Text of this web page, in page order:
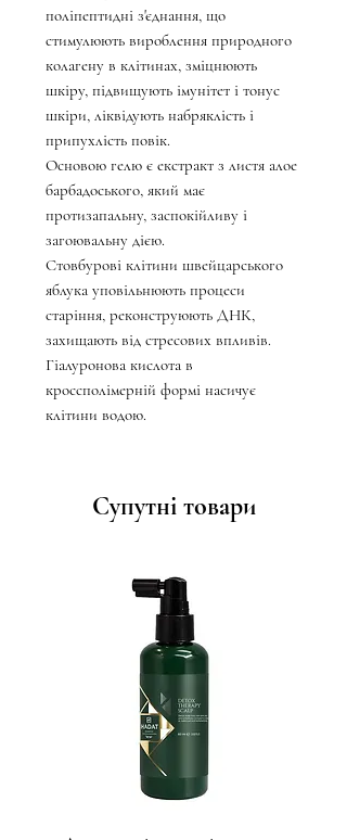
поліпептидні з'єднання, що
стимулюють вироблення природного
колагену в клітинах, зміцнюють
шкіру, підвищують імунітет і тонус
шкіри, ліквідують набряклість і
припухлість повік.
Основою гелю є екстракт з листя алое
барбадоського, який має
протизапальну, заспокійливу і
загоювальну дією.
Стовбурові клітини швейцарського
яблука уповільнюють процеси
старіння, реконструюють ДНК,
захищають від стресових впливів.
Гіалуронова кислота в
кроссполімерній формі насичує
клітини водою.
Супутні товари